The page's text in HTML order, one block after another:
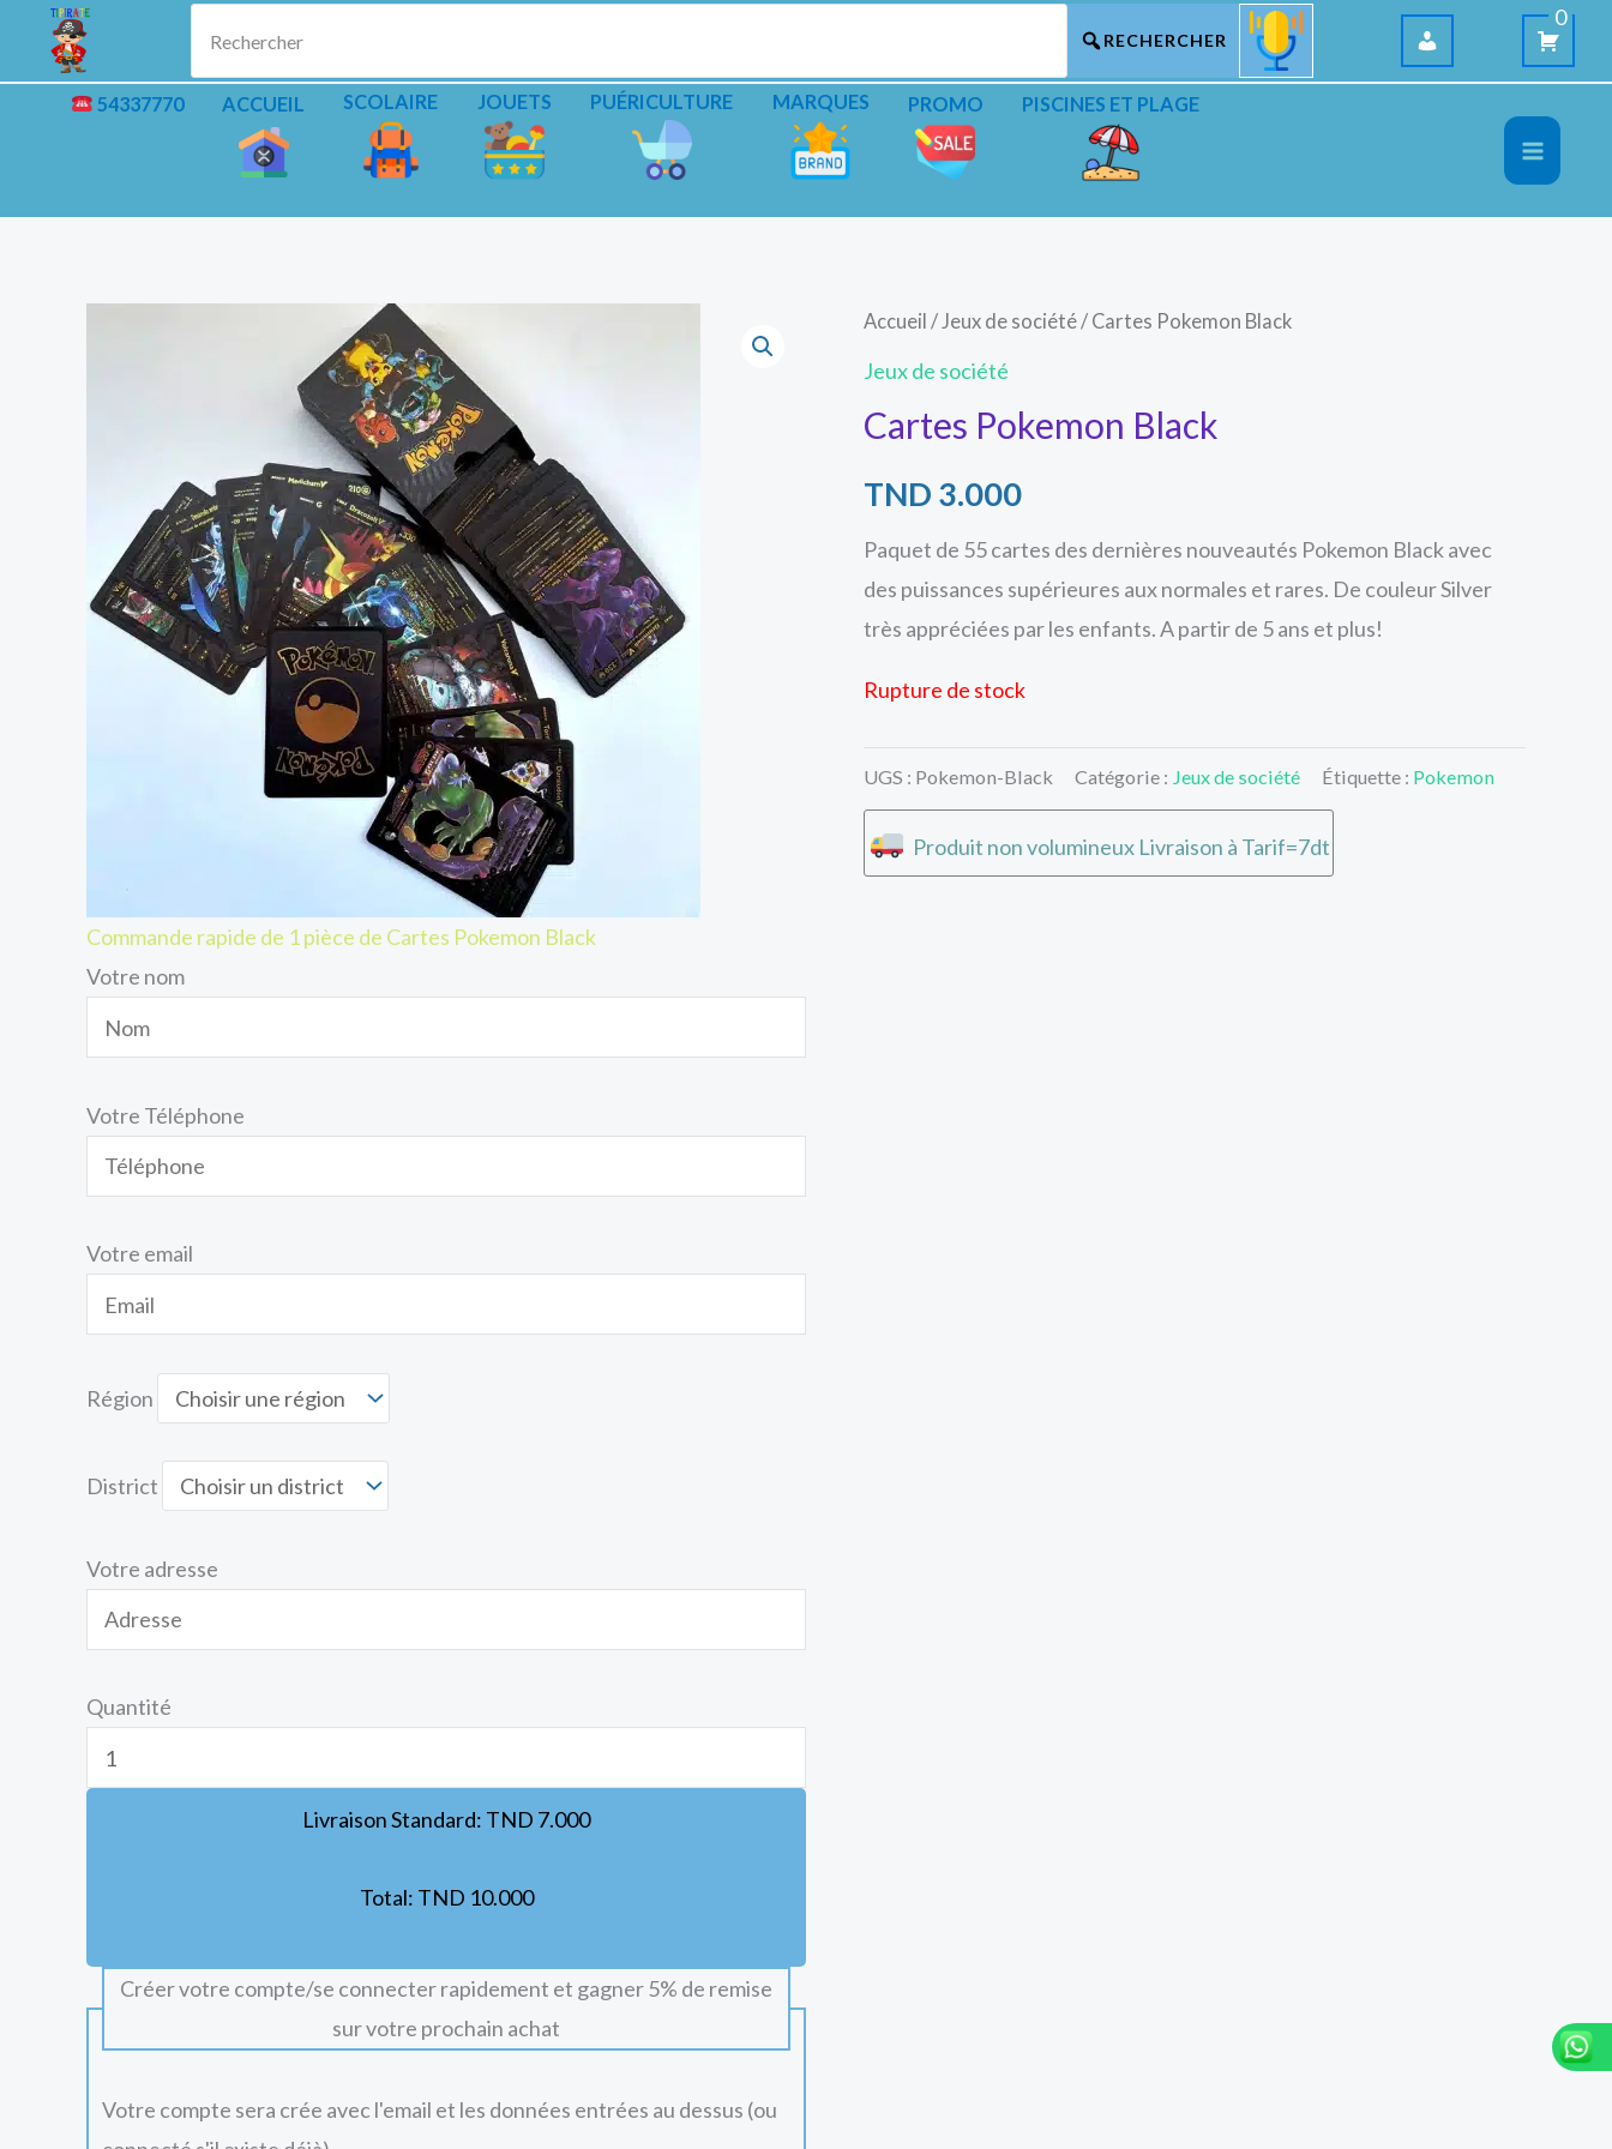
contenu
0
54337770 ACCUEIL SCOLAIRE JOUETS PUÉRICULTURE MARQUES PROMO PISCINES ET PLAGE
Commande rapide de 1 pièce de Cartes Pokemon Black
Votre nom
Votre Téléphone
Votre email
Région
District
Votre adresse
Quantité
Livraison Standard: TND 7.000
Total: TND 10.000
Créer votre compte/se connecter rapidement et gagner 5% de remise
sur votre prochain achat
Votre compte sera crée avec l'email et les données entrées au dessus (ou
Accueil /Jeux de société/ Cartes Pokemon Black
Jeux de société
Cartes Pokemon Black
TND 3.000
Paquet de 55 cartes des dernières nouveautés Pokemon Black avec
des puissances supérieures aux normales et rares. De couleur Silver
très appréciées par les enfants. A partir de 5 ans et plus!
Rupture de stock
UGS : Pokemon-Black Catégorie : Jeux de société Étiquette : Pokemon
Produit non volumineux Livraison à Tarif=7dt